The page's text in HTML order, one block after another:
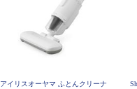
アイリスオーヤマ ふとんクリーナ